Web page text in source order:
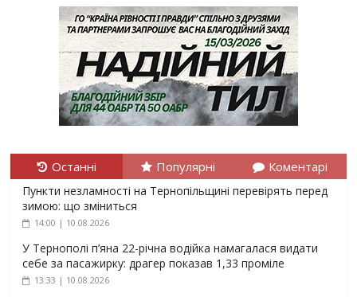
Останні Популярні Коментарі
Пункти незламності на Тернопільщині перевірять перед
зимою: що зміниться
14:00 | 10.08.2026
У Тернополі п’яна 22-річна водійка намагалася видати
себе за пасажирку: драгер показав 1,33 проміле
13:33 | 10.08.2026